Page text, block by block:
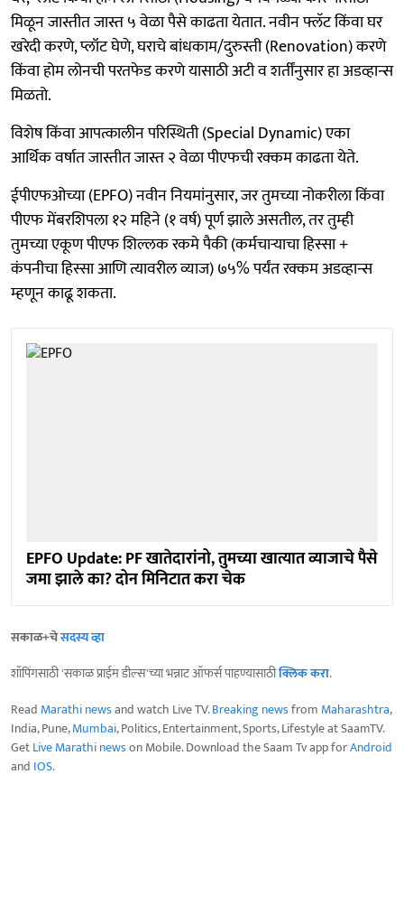
मिळून जास्तीत जास्त ५ वेळा पैसे काढता येतात. नवीन फ्लॅट किंवा घर
खरेदी करणे, प्लॉट घेणे, घराचे बांधकाम/दुरुस्ती (Renovation) करणे
किंवा होम लोनची परतफेड करणे यासाठी अटी व शर्तींनुसार हा अडव्हान्स
मिळतो.
विशेष किंवा आपत्कालीन परिस्थिती (Special Dynamic) एका
आर्थिक वर्षात जास्तीत जास्त २ वेळा पीएफची रक्कम काढता येते.
ईपीएफओच्या (EPFO) नवीन नियमांनुसार, जर तुमच्या नोकरीला किंवा
पीएफ मेंबरशिपला १२ महिने (१ वर्ष) पूर्ण झाले असतील, तर तुम्ही
तुमच्या एकूण पीएफ शिल्लक रकमे पैकी (कर्मचाऱ्याचा हिस्सा +
कंपनीचा हिस्सा आणि त्यावरील व्याज) ७५% पर्यंत रक्कम अडव्हान्स
म्हणून काढू शकता.
EPFO Update: PF खातेदारांनो, तुमच्या खात्यात व्याजाचे पैसे
जमा झाले का? दोन मिनिटात करा चेक
सकाळ+चेसदस्य व्हा
शॉपिंगसाठी 'सकाळ प्राईम डील्स'च्या भन्नाट ऑफर्स पाहण्यासाठीक्लिक करा.
Read Marathi newsand watch Live TV.Breaking newsfrom Maharashtra,
India, Pune,Mumbai, Politics, Entertainment, Sports, Lifestyle at SaamTV.
GetLive Marathi newson Mobile. Download the Saam Tv app forAndroid
and IOS.